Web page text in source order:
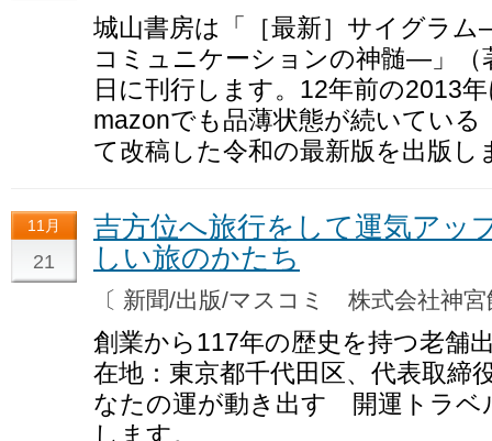
城山書房は「［最新］サイグラ
コミュニケーションの神髄―」（
日に刊行します。12年前の2013
mazonでも品薄状態が続いてい
て改稿した令和の最新版を出版し
11月
21
吉方位へ旅行をして運気アッ
しい旅のかたち
〔 新聞/出版/マスコミ 株式会社神
創業から117年の歴史を持つ老舗
在地：東京都千代田区、代表取締
なたの運が動き出す 開運トラベ
します。